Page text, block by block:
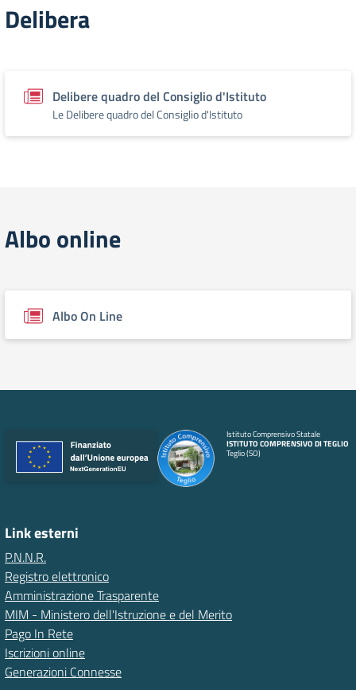
Delibera
Delibere quadro del Consiglio d'Istituto
Le Delibere quadro del Consiglio d'Istituto
Albo online
Albo On Line
Istituto Comprensivo Statale
ISTITUTO COMPRENSIVO DI TEGLIO
Teglio (SO)
Link esterni
P.N.N.R.
Registro elettronico
Amministrazione Trasparente
MIM - Ministero dell'Istruzione e del Merito
Pago In Rete
Iscrizioni online
Generazioni Connesse